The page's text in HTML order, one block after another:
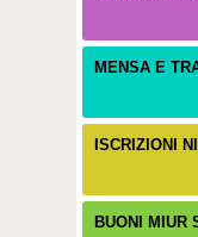
MENSA E
ISCRIZIONI
BUONI MIUR